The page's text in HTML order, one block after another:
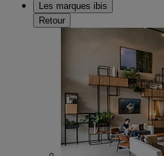
Les marques ibis
Retour